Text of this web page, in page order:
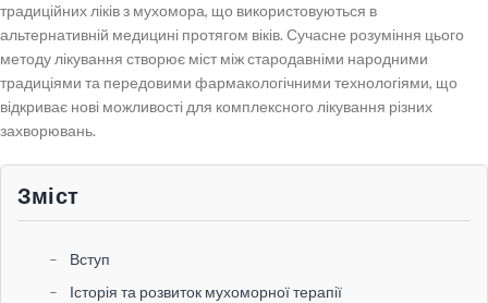
традиційних ліків з мухомора, що використовуються в
альтернативній медицині протягом віків. Сучасне розуміння цього
методу лікування створює міст між стародавніми народними
традиціями та передовими фармакологічними технологіями, що
відкриває нові можливості для комплексного лікування різних
захворювань.
Зміст
Вступ
Історія та розвиток мухоморної терапії